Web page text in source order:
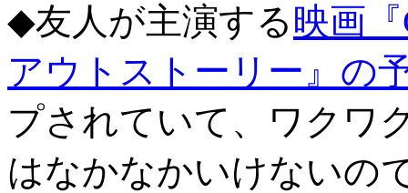
◆友人が主演する映画
アウトストーリー』の
プされていて、ワクワ
はなかなかいけないの